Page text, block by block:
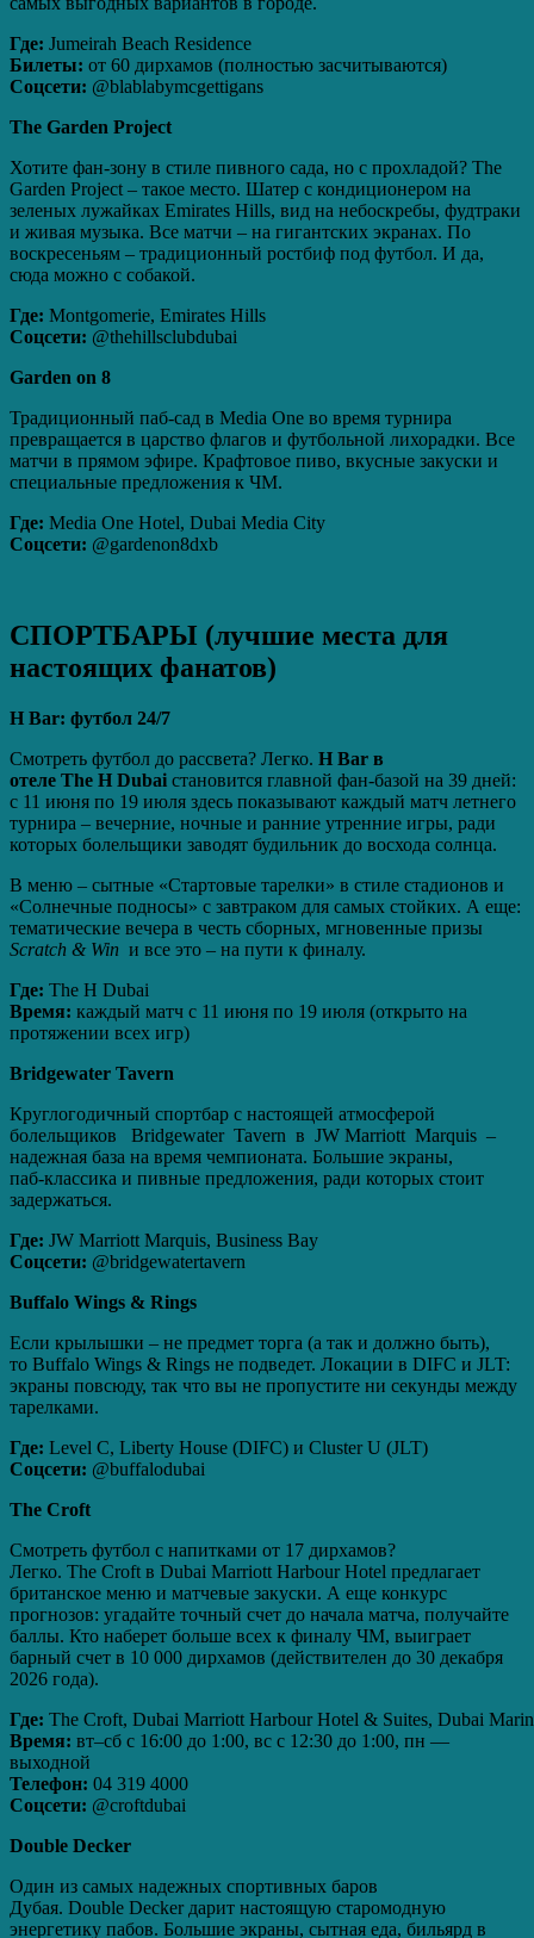
Где: Jumeirah Beach Residence
Билеты: от 60 дирхамов (полностью засчитываются)
Соцсети: @blablabymcgettigans
The Garden Project
Хотите фан‑зону в стиле пивного сада, но с прохладой? The
Garden Project – такое место. Шатер с кондиционером на
зеленых лужайках Emirates Hills, вид на небоскребы, фудтраки
и живая музыка. Все матчи – на гигантских экранах. По
воскресеньям – традиционный ростбиф под футбол. И да,
сюда можно с собакой.
Где: Montgomerie, Emirates Hills
Соцсети: @thehillsclubdubai
Garden on 8
Традиционный паб‑сад в Media One во время турнира
превращается в царство флагов и футбольной лихорадки. Все
матчи в прямом эфире. Крафтовое пиво, вкусные закуски и
специальные предложения к ЧМ.
Где: Media One Hotel, Dubai Media City
Соцсети: @gardenon8dxb
СПОРТБАРЫ (лучшие места для
настоящих фанатов)
H Bar: футбол 24/7
Смотреть футбол до рассвета? Легко. H Bar в
отеле The H Dubai становится главной фан-базой на 39 дней:
с 11 июня по 19 июля здесь показывают каждый матч летнего
турнира – вечерние, ночные и ранние утренние игры, ради
которых болельщики заводят будильник до восхода солнца.
В меню – сытные «Стартовые тарелки» в стиле стадионов и
«Солнечные подносы» с завтраком для самых стойких. А еще:
тематические вечера в честь сборных, мгновенные призы
Scratch & Win и все это – на пути к финалу.
Где: The H Dubai
Время: каждый матч с 11 июня по 19 июля (открыто на
протяжении всех игр)
Bridgewater Tavern
Круглогодичный спортбар с настоящей атмосферой
болельщиков Bridgewater Tavern в JW Marriott Marquis –
надежная база на время чемпионата. Большие экраны,
паб‑классика и пивные предложения, ради которых стоит
задержаться.
Где: JW Marriott Marquis, Business Bay
Соцсети: @bridgewatertavern
Buffalo Wings & Rings
Если крылышки – не предмет торга (а так и должно быть),
то Buffalo Wings & Rings не подведет. Локации в DIFC и JLT:
экраны повсюду, так что вы не пропустите ни секунды между
тарелками.
Где: Level C, Liberty House (DIFC) и Cluster U (JLT)
Соцсети: @buffalodubai
The Croft
Смотреть футбол с напитками от 17 дирхамов?
Легко. The Croft в Dubai Marriott Harbour Hotel предлагает
британское меню и матчевые закуски. А еще конкурс
прогнозов: угадайте точный счет до начала матча, получайте
баллы. Кто наберет больше всех к финалу ЧМ, выиграет
барный счет в 10 000 дирхамов (действителен до 30 декабря
2026 года).
Где: The Croft, Dubai Marriott Harbour Hotel & Suites, Dubai
Время: вт–сб с 16:00 до 1:00, вс с 12:30 до 1:00, пн —
выходной
Телефон: 04 319 4000
Соцсети: @croftdubai
Double Decker
Один из самых надежных спортивных баров
Дубая. Double Decker дарит настоящую старомодную
энергетику пабов. Большие экраны, сытная еда, бильярд в